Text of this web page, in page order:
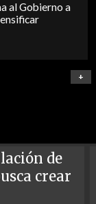
al Gobierno a
+
de
crear